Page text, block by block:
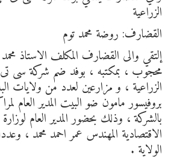
الزراعية
القضارف: روضة محمد توم
إلتقي والى القضارف المكلف الاستاذ
محجوب ، بمكتبه ، بوفد ضم شركة سى تى
الزراعية ، و مزارعين لعدد من ولايات
بروفيسور مامون ضو البيت المدير العام
بالشركة ، وذلك بحضور المدير العام لوزارة
الاقتصادية المهندس عمر احمد محمد ،
الولاية .